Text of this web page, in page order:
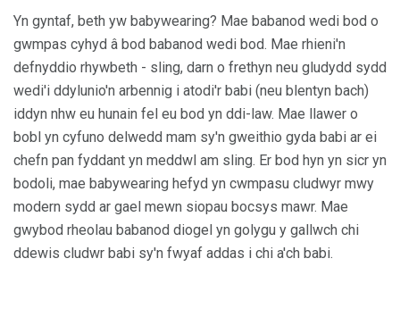
Yn gyntaf, beth yw babywearing? Mae babanod wedi bod o
gwmpas cyhyd â bod babanod wedi bod. Mae rhieni'n
defnyddio rhywbeth - sling, darn o frethyn neu gludydd sydd
wedi'i ddylunio'n arbennig i atodi'r babi (neu blentyn bach)
iddyn nhw eu hunain fel eu bod yn ddi-law. Mae llawer o
bobl yn cyfuno delwedd mam sy'n gweithio gyda babi ar ei
chefn pan fyddant yn meddwl am sling. Er bod hyn yn sicr yn
bodoli, mae babywearing hefyd yn cwmpasu cludwyr mwy
modern sydd ar gael mewn siopau bocsys mawr. Mae
gwybod rheolau babanod diogel yn golygu y gallwch chi
ddewis cludwr babi sy'n fwyaf addas i chi a'ch babi.